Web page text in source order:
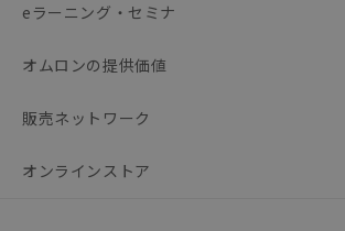
eラーニング・セミナ
オムロンの提供価値
販売ネットワーク
オンラインストア